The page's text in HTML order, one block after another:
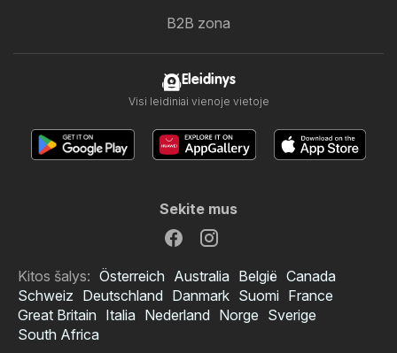
B2B zona
Eleidinys
Visi leidiniai vienoje vietoje
Sekite mus
Kitos šalys: Österreich Australia België Canada
Schweiz Deutschland Danmark Suomi France
Great Britain Italia Nederland Norge Sverige
South Africa